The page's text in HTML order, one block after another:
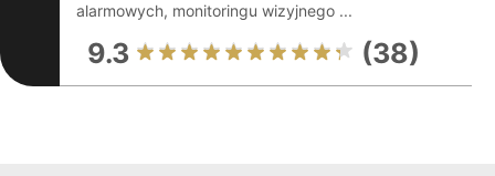
alarmowych, monitoringu wizyjnego ...
9.3 (38)